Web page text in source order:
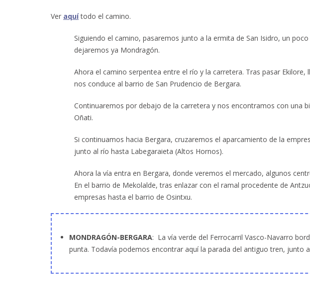
Ver aquítodo el camino.
Siguiendo el camino, pasaremos junto a la ermita de San Isidro, un
dejaremos ya Mondragón.
Ahora el camino serpentea entre el río y la carretera. Tras pasar Ekilore,
nos conduce al barrio de San Prudencio de Bergara.
Continuaremos por debajo de la carretera y nos encontramos con una
Oñati.
Si continuamos hacia Bergara, cruzaremos el aparcamiento de la
junto al río hasta Labegaraieta (Altos Hornos).
Ahora la vía entra en Bergara, donde veremos el mercado, algunos
En el barrio de Mekolalde, tras enlazar con el ramal procedente de
empresas hasta el barrio de Osintxu.
MONDRAGÓN-BERGARA: La vía verde del Ferrocarril Vasco-Navarro
punta. Todavía podemos encontrar aquí la parada del antiguo tren, junto